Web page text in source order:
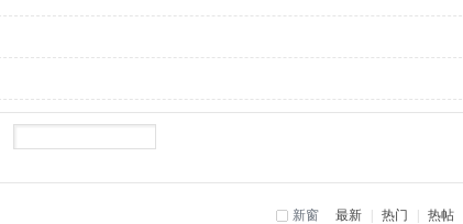
最新 热门 热帖
新窗